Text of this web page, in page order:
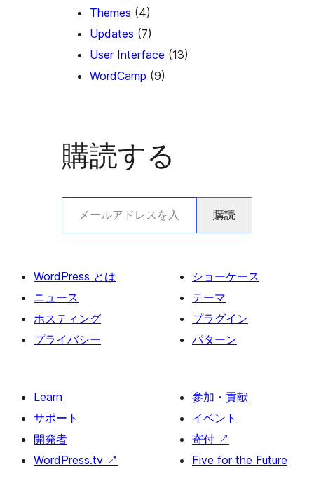
Themes (4)
Updates (7)
User Interface (13)
WordCamp (9)
購読する
メールアドレスを入力…
購読
WordPress とは
ニュース
ホスティング
プライバシー
ショーケース
テーマ
プラグイン
パターン
Learn
サポート
開発者
WordPress.tv ↗
参加・貢献
イベント
寄付 ↗
Five for the Future